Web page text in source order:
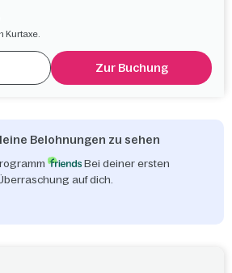
Kurtaxe.
Zur Buchung
Belohnungen zu sehen
Bei deiner ersten
auf dich.